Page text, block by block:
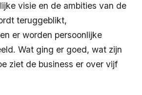
visie en de ambities van de
teruggeblikt,
er worden persoonlijke
Wat ging er goed, wat zijn
ziet de business er over vijf